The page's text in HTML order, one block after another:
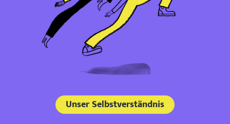
Unser Selbstverständnis